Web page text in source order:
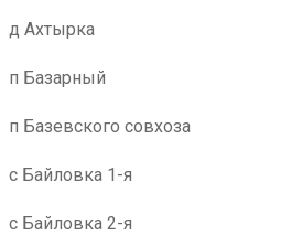
д Ахтырка
п Базарный
п Базевского совхоза
с Байловка 1-я
с Байловка 2-я